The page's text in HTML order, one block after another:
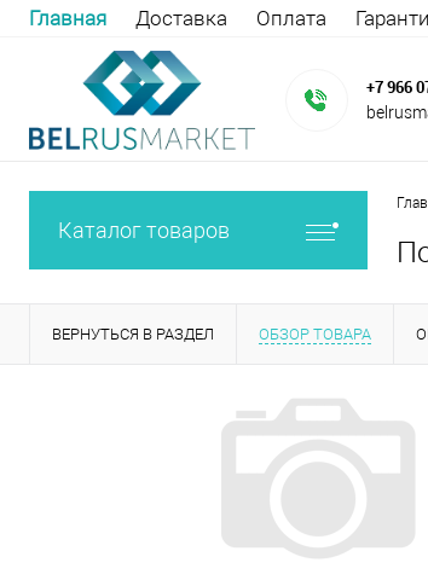
Главная Доставка Оплата
+7 966
Каталог товаров
ВЕРНУТЬСЯ В РАЗДЕЛ ОБЗОР ТОВАРА